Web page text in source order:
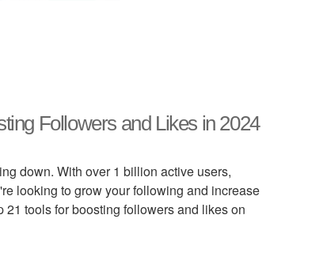
Followers and Likes in 2024
down. With over 1 billion active users,
looking to grow your following and increase
tools for boosting followers and likes on